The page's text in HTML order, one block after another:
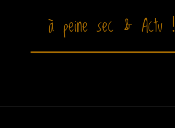
à peine sec & Actu !